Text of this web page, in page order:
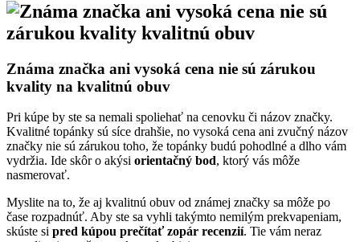
Známa značka ani vysoká cena nie sú zárukou
kvality na kvalitnú obuv
Pri kúpe by ste sa nemali spoliehať na cenovku či názov značky.
Kvalitné topánky sú síce drahšie, no vysoká cena ani zvučný názov
značky nie sú zárukou toho, že topánky budú pohodlné a dlho vám
vydržia. Ide skôr o akýsi orientačný bod, ktorý vás môže
nasmerovať.
Myslite na to, že aj kvalitnú obuv od známej značky sa môže po
čase rozpadnúť. Aby ste sa vyhli takýmto nemilým prekvapeniam,
skúste si pred kúpou prečítať zopár recenzií. Tie vám neraz